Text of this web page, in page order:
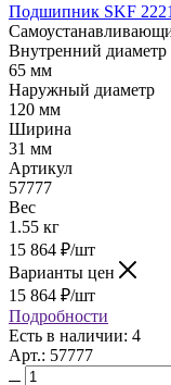
Подшипник SKF
Внутренний диаметр
65 мм
Наружный диаметр
120 мм
Ширина
31 мм
Артикул
57777
Вес
1.55 кг
15 864 ₽/шт
Варианты цен
15 864 ₽/шт
Подробности
Есть в наличии: 4
Арт.: 57777